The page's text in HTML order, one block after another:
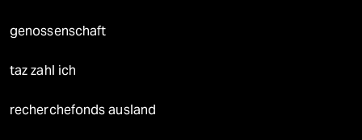
genossenschaft
taz zahl ich
recherchefonds ausland